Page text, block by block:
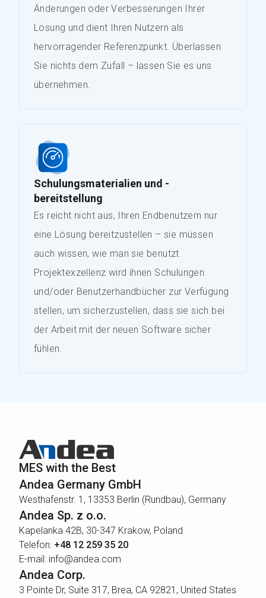
Änderungen oder Verbesserungen Ihrer
Lösung und dient Ihren Nutzern als
hervorragender Referenzpunkt. Überlassen
Sie nichts dem Zufall – lassen Sie es uns
übernehmen.
Schulungsmaterialien und -
bereitstellung
Es reicht nicht aus, Ihren Endbenutzern nur
eine Lösung bereitzustellen – sie müssen
auch wissen, wie man sie benutzt.
Projektexzellenz wird ihnen Schulungen
und/oder Benutzerhandbücher zur Verfügung
stellen, um sicherzustellen, dass sie sich bei
der Arbeit mit der neuen Software sicher
fühlen.
MES with the Best
Andea Germany GmbH
Westhafenstr. 1, 13353 Berlin (Rundbau), Germany
Andea Sp. z o.o.
Kapelanka 42B, 30-347 Krakow, Poland
Telefon: +48 12 259 35 20
E-mail: info@andea.com
Andea Corp.
3 Pointe Dr, Suite 317, Brea, CA 92821, United States